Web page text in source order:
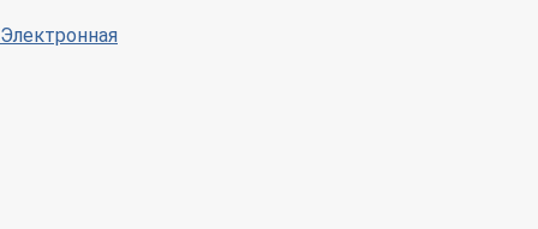
Электронная